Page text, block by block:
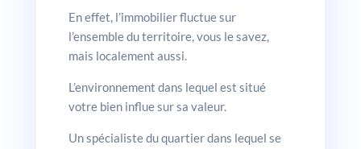
En effet, l’immobilier fluctue sur
l’ensemble du territoire, vous le savez,
mais localement aussi.
L’environnement dans lequel est situé
votre bien influe sur sa valeur.
Un spécialiste du quartier dans lequel se